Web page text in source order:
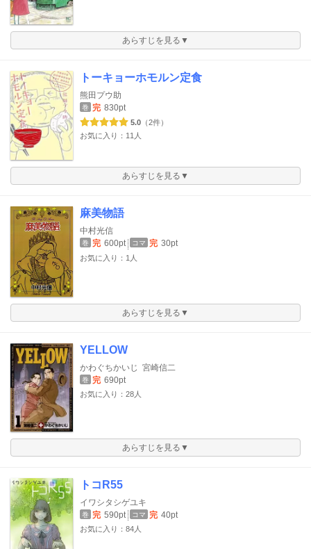
あらすじを見る▼
トーキョーホモルン定食
熊田プウ助
巻 完 830pt
5.0 （2件）
お気に入り：11人
あらすじを見る▼
麻美物語
中村光信
巻 完 600pt コマ 完 30pt
お気に入り：1人
あらすじを見る▼
YELLOW
かわぐちかいじ 宮崎信二
巻 完 690pt
お気に入り：28人
あらすじを見る▼
トコR55
イワシタシゲユキ
巻 完 590pt コマ 完 40pt
お気に入り：84人